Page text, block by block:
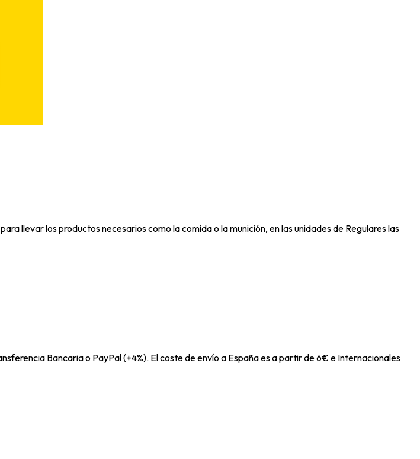
llevar los productos necesarios como la comida o la munición, en las unidades de Regulares las
Bancaria o PayPal (+4%). El coste de envío a España es a partir de 6€ e Internacionales